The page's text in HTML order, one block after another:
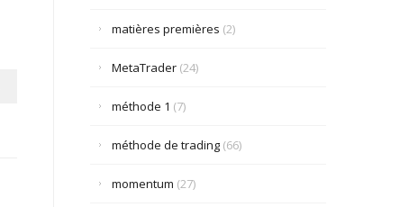
matières premières (2)
MetaTrader(24)
méthode 1 (7)
méthode de trading(66)
momentum (27)